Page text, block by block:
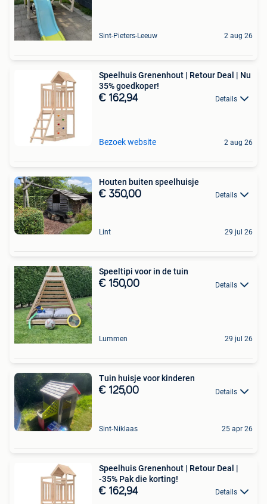
Sint-Pieters-Leeuw 2 aug 26
Speelhuis Grenenhout | Retour Deal | Nu
35% goedkoper!
€ 162,94 Details
Bezoek website 2 aug 26
Houten buiten speelhuisje
€ 350,00 Details
Lint 29 jul 26
Speeltipi voor in de tuin
€ 150,00 Details
Lummen 29 jul 26
Tuin huisje voor kinderen
€ 125,00 Details
Sint-Niklaas 25 apr 26
Speelhuis Grenenhout | Retour Deal |
-35% Pak die korting!
€ 162,94 Details